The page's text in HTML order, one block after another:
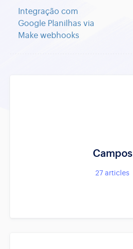
Integração com
Google Planilhas via
Make webhooks
Campos
27 articles